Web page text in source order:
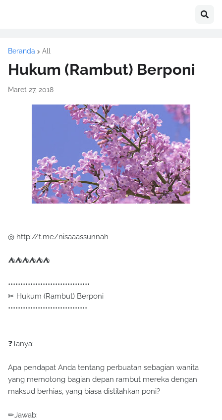
Beranda All
Hukum (Rambut) Berponi
Maret 27, 2018
◎ http://t.me/nisaaassunnah
⛺⛺⛺⛺⛺⛺
•••••••••••••••••••••••••••••••••
✂ Hukum (Rambut) Berponi
••••••••••••••••••••••••••••••••
❓Tanya:
Apa pendapat Anda tentang perbuatan sebagian wanita
yang memotong bagian depan rambut mereka dengan
maksud berhias, yang biasa distilahkan poni?
✏Jawab: